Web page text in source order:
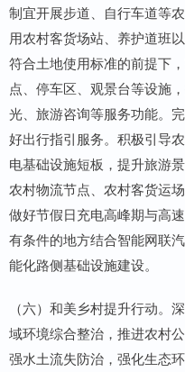
制宜开展步道、自行车道等
用农村客货场站、养护道班
符合土地使用标准的前提下
点、停车区、观景台等设施
光、旅游咨询等服务功能。
好出行指引服务。积极引导
电基础设施短板，提升旅游
农村物流节点、农村客货运
做好节假日充电高峰期与高
有条件的地方结合智能网联
能化路侧基础设施建设。
（六）和美乡村提升行动。
域环境综合整治，推进农村
强水土流失防治，强化生态